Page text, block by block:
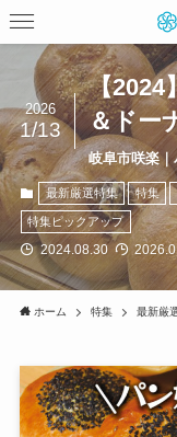
【2024
＆ドー
岐阜市咲楽
2026
1/13
最新厳選特集 特集
特集ピックアップ
2024.08.30
ホーム 特集 最新厳